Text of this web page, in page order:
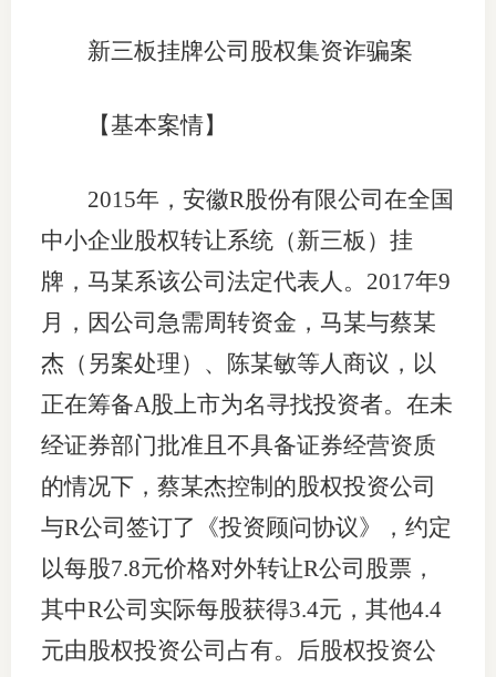
新三板挂牌公司股权集资诈骗案
【基本案情】
2015年，安徽R股份有限公司在全国
中小企业股权转让系统（新三板）挂
牌，马某系该公司法定代表人。2017年9
月，因公司急需周转资金，马某与蔡某
杰（另案处理）、陈某敏等人商议，以
正在筹备A股上市为名寻找投资者。在未
经证券部门批准且不具备证券经营资质
的情况下，蔡某杰控制的股权投资公司
与R公司签订了《投资顾问协议》，约定
以每股7.8元价格对外转让R公司股票，
其中R公司实际每股获得3.4元，其他4.4
元由股权投资公司占有。后股权投资公